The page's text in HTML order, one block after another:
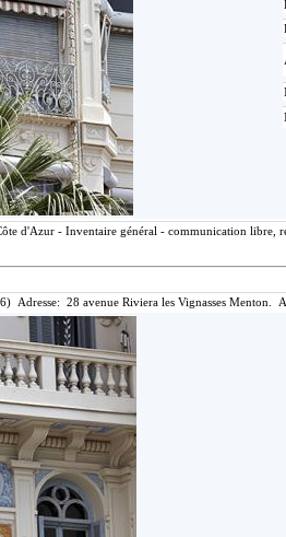
d'Azur - Inventaire général - communication libre,
Adresse: 28 avenue Riviera les Vignasses Menton.